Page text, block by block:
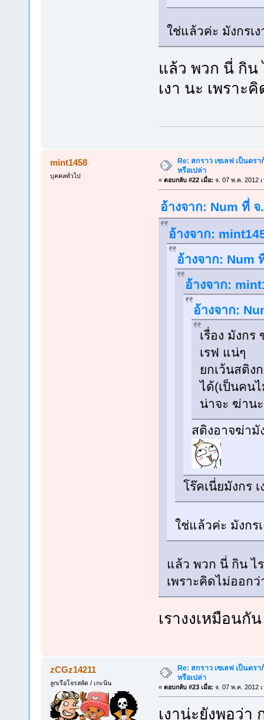
ใช่แล้วค่ะ มังกรเ
แล้ว พวก นี่ กิน
เงา นะ เพราะ
mint1458
บุคคลทั่วไป
Re: สกราว เซเลฟ เป็นดร
หรือเปล่า
« ตอบกลับ #22 เมื่อ: จ. 07 พ.ค. 2012
อ้างจาก: Num ที่
อ้างจาก:
อ้างจาก: Num
อ้างจาก:
อ้างจาก:
เรื่อง มังก
เรฟ แน่ๆ
ยกเว้นสติง
ได้(เป็นคน
น่าจะ ฆ่านะ
สติงอาจฆ่ามั
โร๊คเนี่ยมังกร
ใช่แล้วค่ะ มังกร
แล้ว พวก นี่ กิน ไ
เพราะคิดไม่ออกว่
เรางงเหมือนกั
zCGz14211
ลูกเรือโจรสลัด / เกะนิน
Re: สกราว เซเลฟ เป็นดร
หรือเปล่า
« ตอบกลับ #23 เมื่อ: จ. 07 พ.ค. 2012
เงาน่ะยังพอว่า